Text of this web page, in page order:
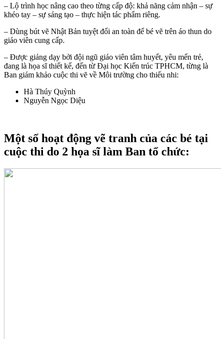
– Lộ trình học nâng cao theo từng cấp độ: khả năng cảm nhận – sự
khéo tay – sự sáng tạo – thực hiện tác phẩm riêng.
– Dùng bút vẽ Nhật Bản tuyệt đối an toàn để bé vẽ trên áo thun do
giáo viên cung cấp.
– Được giảng dạy bởi đội ngũ giáo viên tâm huyết, yêu mến trẻ,
đang là họa sĩ thiết kế, đến từ Đại học Kiến trúc TPHCM, từng là
Ban giám khảo cuộc thi vẽ về Môi trường cho thiếu nhi:
Hà Thúy Quỳnh
Nguyễn Ngọc Diệu
Một số hoạt động vẽ tranh của các bé tại
cuộc thi do 2 họa sĩ làm Ban tổ chức: